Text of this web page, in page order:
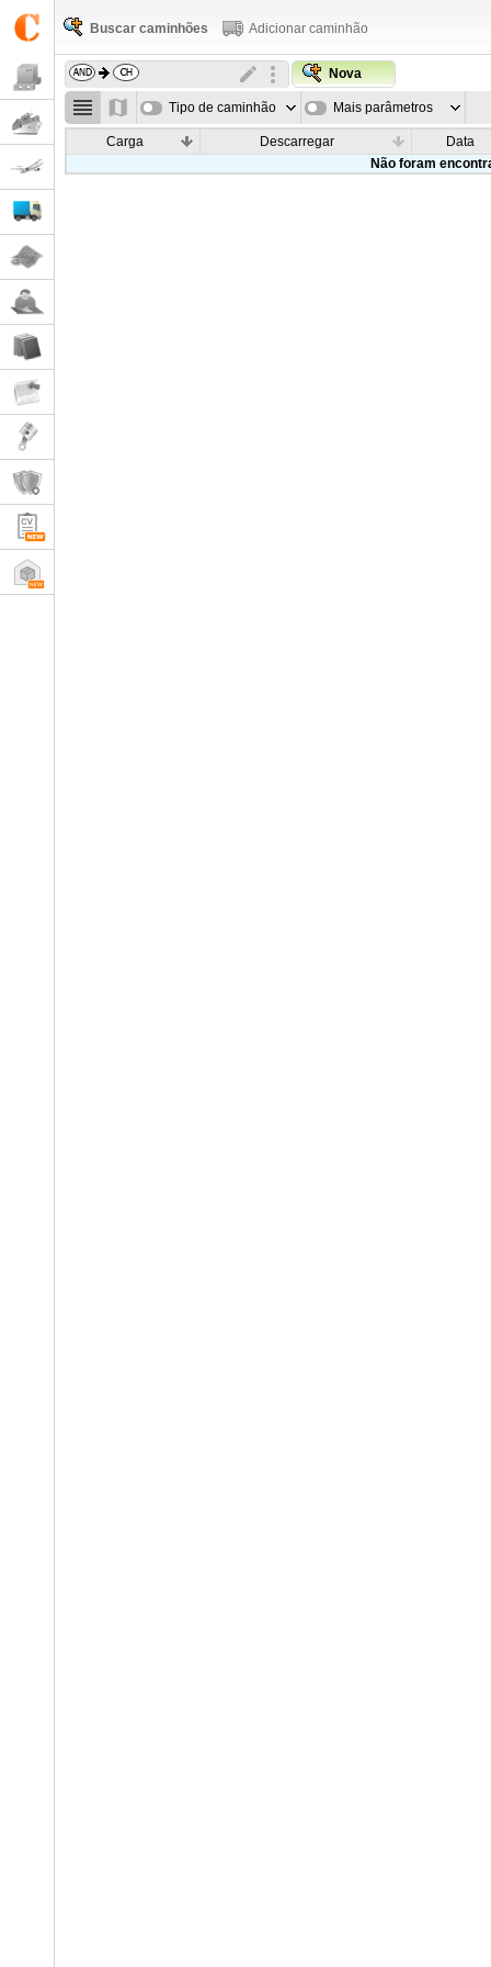
Buscar caminhões Adicionar caminhão
Nova
Tipo de caminhão Mais parâmetros
Carga Descarregar
Data
Não foram